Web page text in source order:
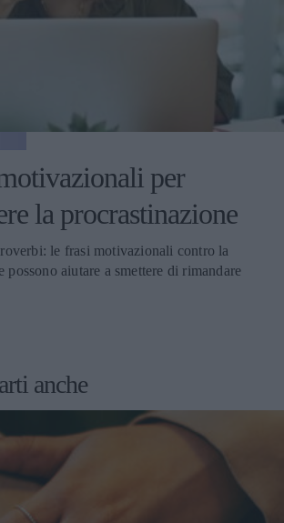
per
la procrastinazione
le frasi motivazionali contro la
possono aiutare a smettere di rimandare
anche